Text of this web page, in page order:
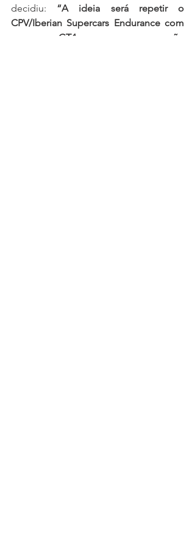
decidiu: “A ideia será repetir o
CPV/Iberian Supercars Endurance com
um carro GT4, mas espero que não